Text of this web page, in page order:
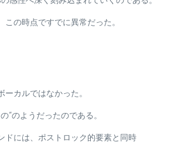
この時点ですでに異常だった。
カルではなかった。
”のようだったのである。
ドには、ポストロック的要素と同時